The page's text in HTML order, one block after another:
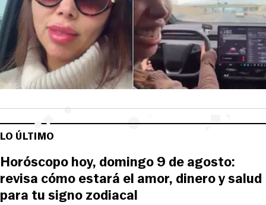
LO ÚLTIMO
Horóscopo hoy, domingo 9 de agosto:
revisa cómo estará el amor, dinero y salud
para tu signo zodiacal